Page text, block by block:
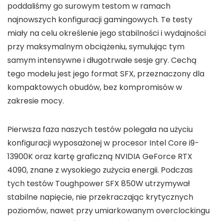
poddaliśmy go surowym testom w ramach
najnowszych konfiguracji gamingowych. Te testy
miały na celu określenie jego stabilności i wydajności
przy maksymalnym obciążeniu, symulując tym
samym intensywne i długotrwałe sesje gry. Cechą
tego modelu jest jego format SFX, przeznaczony dla
kompaktowych obudów, bez kompromisów w
zakresie mocy.
Pierwsza faza naszych testów polegała na użyciu
konfiguracji wyposażonej w procesor Intel Core i9-
13900K oraz kartę graficzną NVIDIA GeForce RTX
4090, znane z wysokiego zużycia energii. Podczas
tych testów Toughpower SFX 850W utrzymywał
stabilne napięcie, nie przekraczając krytycznych
poziomów, nawet przy umiarkowanym overclockingu